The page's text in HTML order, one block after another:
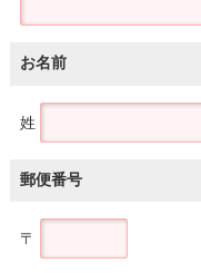
お名前
姓
郵便番号
〒